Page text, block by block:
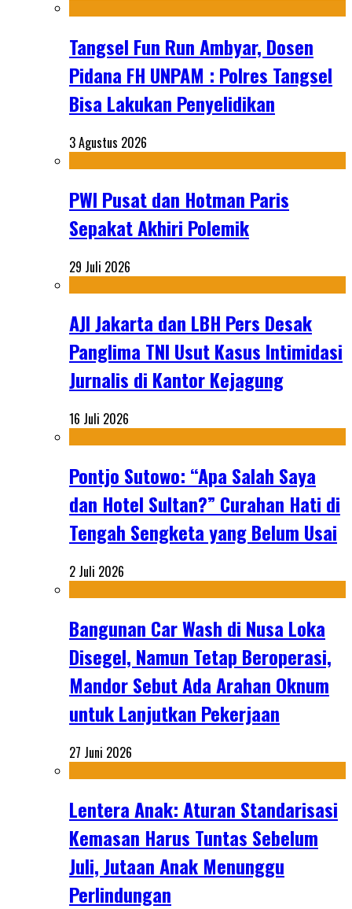
Tangsel Fun Run Ambyar, Dosen
Pidana FH UNPAM : Polres Tangsel
Bisa Lakukan Penyelidikan
3 Agustus 2026
PWI Pusat dan Hotman Paris
Sepakat Akhiri Polemik
29 Juli 2026
AJI Jakarta dan LBH Pers Desak
Panglima TNI Usut Kasus Intimidasi
Jurnalis di Kantor Kejagung
16 Juli 2026
Pontjo Sutowo: “Apa Salah Saya
dan Hotel Sultan?” Curahan Hati di
Tengah Sengketa yang Belum Usai
2 Juli 2026
Bangunan Car Wash di Nusa Loka
Disegel, Namun Tetap Beroperasi,
Mandor Sebut Ada Arahan Oknum
untuk Lanjutkan Pekerjaan
27 Juni 2026
Lentera Anak: Aturan Standarisasi
Kemasan Harus Tuntas Sebelum
Juli, Jutaan Anak Menunggu
Perlindungan